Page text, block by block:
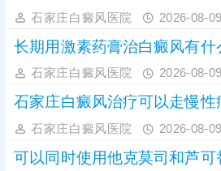
石家庄白癜风医院 2026-08-09
长期用激素药膏治白癜风有什
石家庄白癜风医院 2026-08-09
石家庄白癜风治疗可以走慢性
石家庄白癜风医院 2026-08-09
可以同时使用他克莫司和芦